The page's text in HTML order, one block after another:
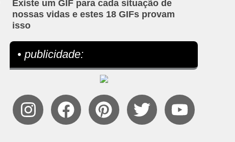
Existe um GIF para cada situação de
nossas vidas e estes 18 GIFs provam
isso
• publicidade: